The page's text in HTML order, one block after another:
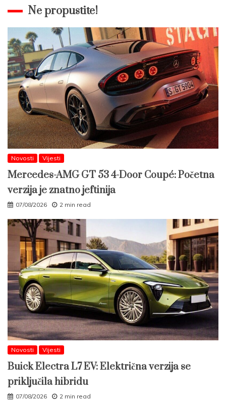
Ne propustite!
Novosti Vijesti
Mercedes-AMG GT 53 4-Door Coupé: Početna
verzija je znatno jeftinija
07/08/2026 2 min read
Novosti Vijesti
Buick Electra L7 EV: Električna verzija se
priključila hibridu
07/08/2026 2 min read